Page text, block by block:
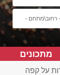
מתכונים
על קפה